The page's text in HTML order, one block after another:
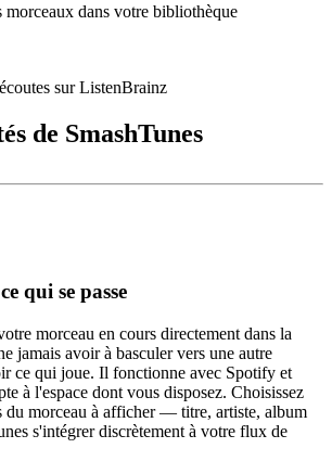
morceaux dans votre bibliothèque
sur ListenBrainz
de SmashTunes
qui se passe
morceau en cours directement dans la
jamais avoir à basculer vers une autre
ce qui joue. Il fonctionne avec Spotify et
à l'espace dont vous disposez. Choisissez
du morceau à afficher — titre, artiste, album
s'intégrer discrètement à votre flux de